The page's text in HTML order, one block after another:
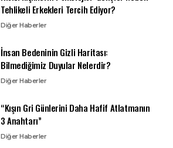
Tehlikeli Erkekleri Tercih Ediyor?
Diğer Haberler
İnsan Bedeninin Gizli Haritası:
Bilmediğimiz Duyular Nelerdir?
Diğer Haberler
“Kışın Gri Günlerini Daha Hafif Atlatmanın
3 Anahtarı”
Diğer Haberler